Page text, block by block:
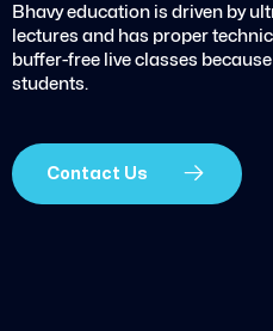
Bhavy education is driven by
lectures and has proper
buffer-free live classes
students.
Contact Us